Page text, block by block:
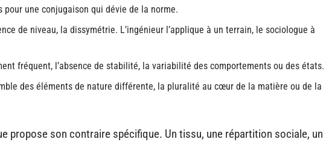
une conjugaison qui dévie de la norme.
de niveau, la dissymétrie. L’ingénieur l’applique à un terrain, le sociologue à
fréquent, l’absence de stabilité, la variabilité des comportements ou des états.
des éléments de nature différente, la pluralité au cœur de la matière ou de la
propose son contraire spécifique. Un tissu, une répartition sociale, un